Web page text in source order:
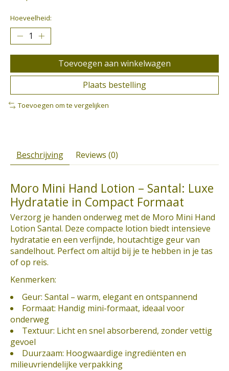
Hoeveelheid:
Toevoegen aan winkelwagen
Plaats bestelling
Toevoegen om te vergelijken
Beschrijving Reviews (0)
Moro Mini Hand Lotion – Santal: Luxe
Hydratatie in Compact Formaat
Verzorg je handen onderweg met de Moro Mini Hand
Lotion Santal. Deze compacte lotion biedt intensieve
hydratatie en een verfijnde, houtachtige geur van
sandelhout. Perfect om altijd bij je te hebben in je tas
of op reis.
Kenmerken:
Geur: Santal – warm, elegant en ontspannend
Formaat: Handig mini-formaat, ideaal voor
onderweg
Textuur: Licht en snel absorberend, zonder vettig
gevoel
Duurzaam: Hoogwaardige ingrediënten en
milieuvriendelijke verpakking